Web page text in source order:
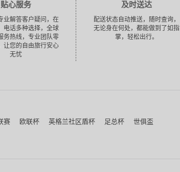
贴心服务
业解答客户疑问，在
电话多种选择，全球
务热线，专业团队零
让您的自由旅行安心
无忧
及时送达
配送状态自动推送，随时查询，
无论身在何处，都能做到了如指
掌，轻松出行。
赛 欧联杯 英格兰社区盾杯 足总杯
世俱盃